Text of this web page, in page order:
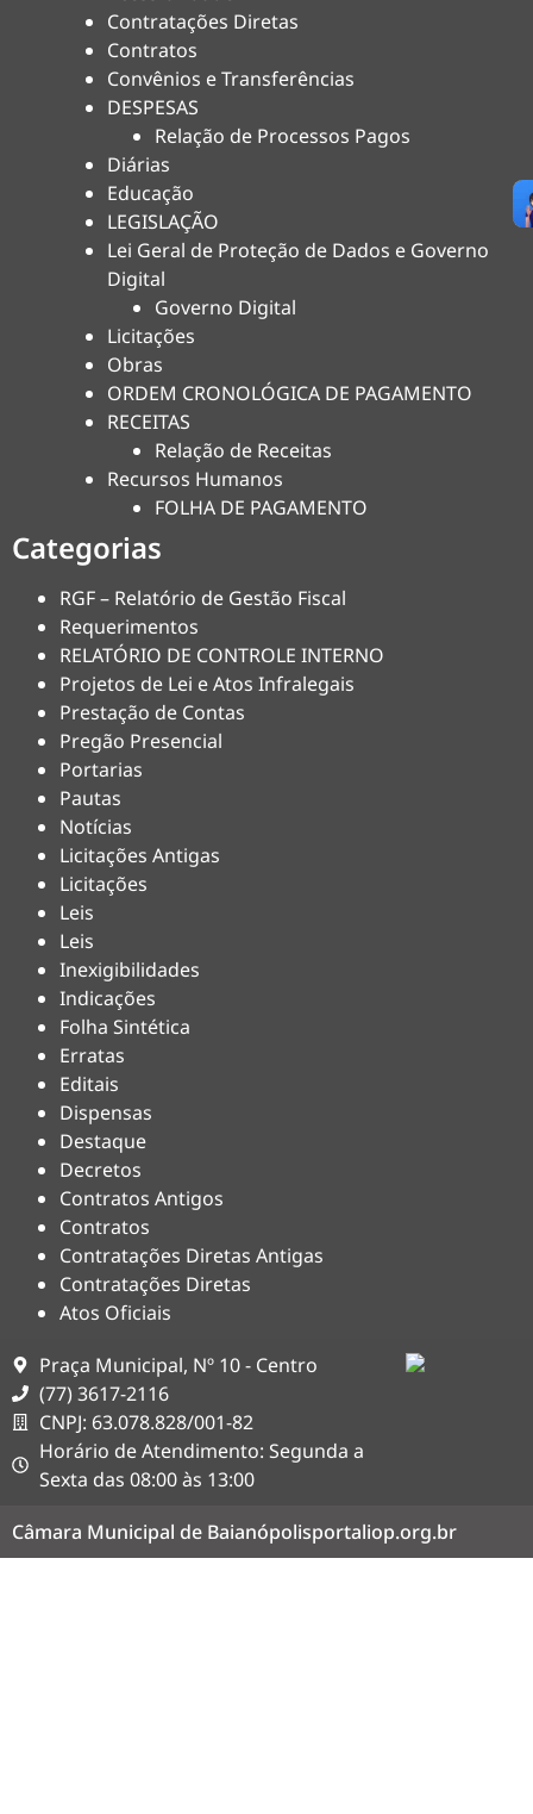
Contratações Diretas
Contratos
Convênios e Transferências
DESPESAS
Relação de Processos Pagos
Diárias
Educação
LEGISLAÇÃO
Lei Geral de Proteção de Dados e Governo
Digital
Governo Digital
Licitações
Obras
ORDEM CRONOLÓGICA DE PAGAMENTO
RECEITAS
Relação de Receitas
Recursos Humanos
FOLHA DE PAGAMENTO
Categorias
RGF – Relatório de Gestão Fiscal
Requerimentos
RELATÓRIO DE CONTROLE INTERNO
Projetos de Lei e Atos Infralegais
Prestação de Contas
Pregão Presencial
Portarias
Pautas
Notícias
Licitações Antigas
Licitações
Leis
Leis
Inexigibilidades
Indicações
Folha Sintética
Erratas
Editais
Dispensas
Destaque
Decretos
Contratos Antigos
Contratos
Contratações Diretas Antigas
Contratações Diretas
Atos Oficiais
Praça Municipal, Nº 10 - Centro
(77) 3617-2116
CNPJ: 63.078.828/001-82
Horário de Atendimento: Segunda a
Sexta das 08:00 às 13:00
Câmara Municipal de Baianópolisportaliop.org.br